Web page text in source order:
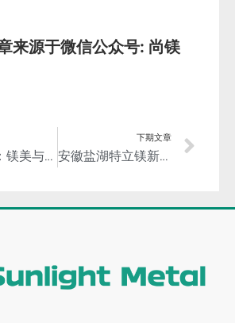
来源于微信公众号: 尚镁
大同尚镁：镁美与共，成为品牌电脑的镁合金材料供应商！
下期文章
安徽盐湖特立镁新材料公司 2022年度面向社会化招聘公告